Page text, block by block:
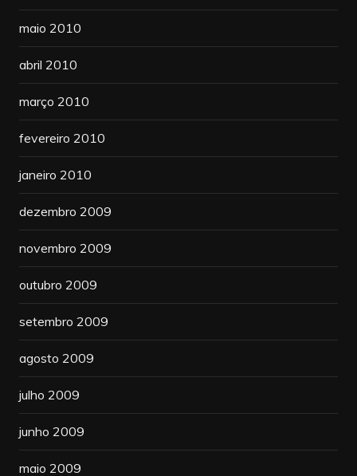
maio 2010
abril 2010
março 2010
fevereiro 2010
janeiro 2010
dezembro 2009
novembro 2009
outubro 2009
setembro 2009
agosto 2009
julho 2009
junho 2009
maio 2009